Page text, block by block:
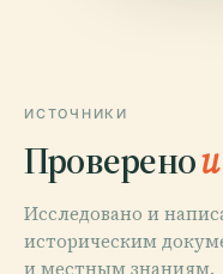
ИСТОЧНИКИ
Проверено
Исследовано и
историческим
и местным знаниям.